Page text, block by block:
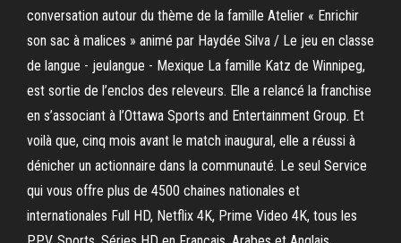
conversation autour du thème de la famille Atelier « Enrichir
son sac à malices » animé par Haydée Silva / Le jeu en classe
de langue - jeulangue - Mexique La famille Katz de Winnipeg,
est sortie de l’enclos des releveurs. Elle a relancé la franchise
en s’associant à l’Ottawa Sports and Entertainment Group. Et
voilà que, cinq mois avant le match inaugural, elle a réussi à
dénicher un actionnaire dans la communauté. Le seul Service
qui vous offre plus de 4500 chaines nationales et
internationales Full HD, Netflix 4K, Prime Video 4K, tous les